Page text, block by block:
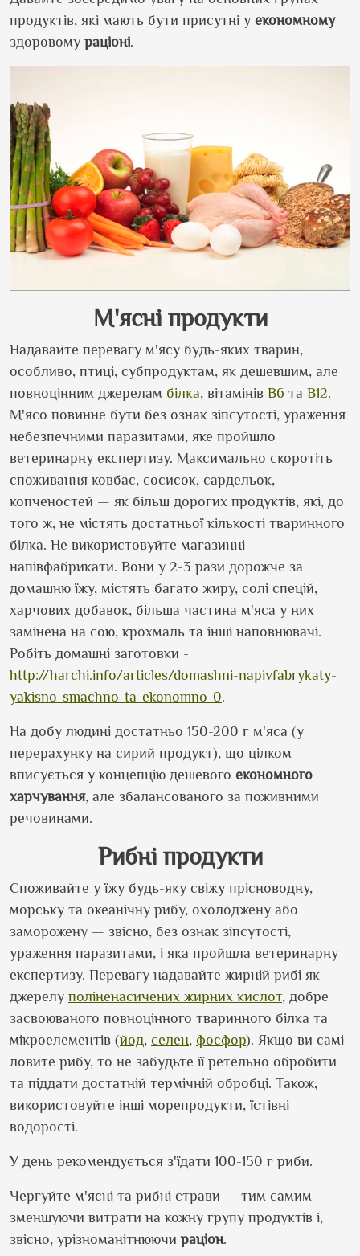
продуктів, які мають бути присутні у економному
здоровому раціоні.
М'ясні продукти
Надавайте перевагу м'ясу будь-яких тварин,
особливо, птиці, субпродуктам, як дешевшим, але
повноцінним джерелам білка, вітамінів В6 та В12.
М'ясо повинне бути без ознак зіпсутості, ураження
небезпечними паразитами, яке пройшло
ветеринарну експертизу. Максимально скоротіть
споживання ковбас, сосисок, сардельок,
копченостей — як більш дорогих продуктів, які, до
того ж, не містять достатньої кількості тваринного
білка. Не використовуйте магазинні
напівфабрикати. Вони у 2-3 рази дорожче за
домашню їжу, містять багато жиру, солі спецій,
харчових добавок, більша частина м'яса у них
замінена на сою, крохмаль та інші наповнювачі.
Робіть домашні заготовки -
http://harchi.info/articles/domashni-napivfabrykaty-
yakisno-smachno-ta-ekonomno-0.
На добу людині достатньо 150-200 г м'яса (у
перерахунку на сирий продукт), що цілком
вписується у концепцію дешевого економного
харчування, але збалансованого за поживними
речовинами.
Рибні продукти
Споживайте у їжу будь-яку свіжу прісноводну,
морську та океанічну рибу, охолоджену або
заморожену — звісно, без ознак зіпсутості,
ураження паразитами, і яка пройшла ветеринарну
експертизу. Перевагу надавайте жирній рибі як
джерелу поліненасичених жирних кислот, добре
засвоюваного повноцінного тваринного білка та
мікроелементів (йод, селен, фосфор). Якщо ви самі
ловите рибу, то не забудьте її ретельно обробити
та піддати достатній термічній обробці. Також,
використовуйте інші морепродукти, їстівні
водорості.
У день рекомендується з'їдати 100-150 г риби.
Чергуйте м'ясні та рибні страви — тим самим
зменшуючи витрати на кожну групу продуктів і,
звісно, урізноманітнюючи раціон.